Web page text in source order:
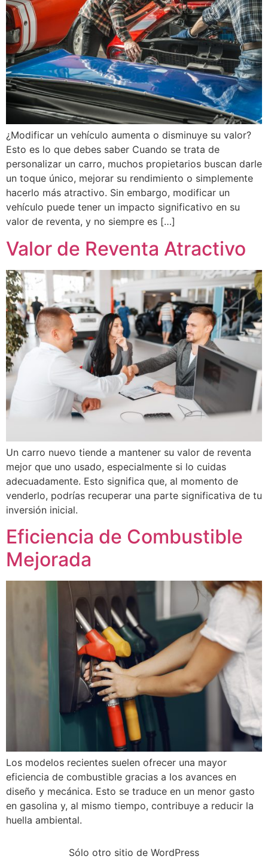
¿Modificar un vehículo aumenta o disminuye su valor?
Esto es lo que debes saber Cuando se trata de
personalizar un carro, muchos propietarios buscan darle
un toque único, mejorar su rendimiento o simplemente
hacerlo más atractivo. Sin embargo, modificar un
vehículo puede tener un impacto significativo en su
valor de reventa, y no siempre es […]
Valor de Reventa Atractivo
Un carro nuevo tiende a mantener su valor de reventa
mejor que uno usado, especialmente si lo cuidas
adecuadamente. Esto significa que, al momento de
venderlo, podrías recuperar una parte significativa de tu
inversión inicial.
Eficiencia de Combustible
Mejorada
Los modelos recientes suelen ofrecer una mayor
eficiencia de combustible gracias a los avances en
diseño y mecánica. Esto se traduce en un menor gasto
en gasolina y, al mismo tiempo, contribuye a reducir la
huella ambiental.
Sólo otro sitio de WordPress